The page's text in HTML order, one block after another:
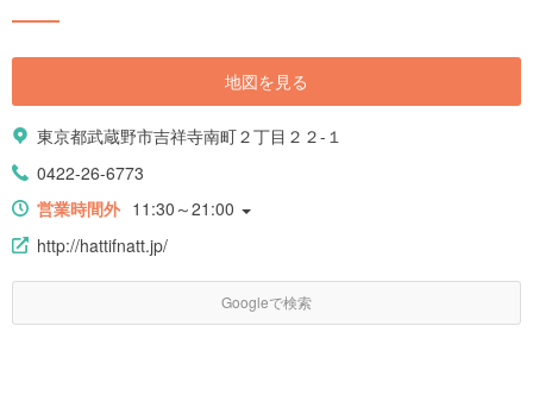
地図を見る
東京都武蔵野市吉祥寺南町２丁目２２-１
0422-26-6773
営業時間外 11:30～21:00
http://hattifnatt.jp/
Googleで検索